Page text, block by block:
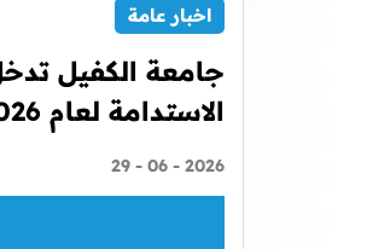
اخبار عامة
جامعة الكفيل
الاستدامة لعام 2026
2026 - 06 - 29